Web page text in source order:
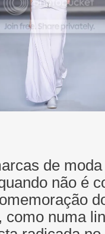
de
não é
numa